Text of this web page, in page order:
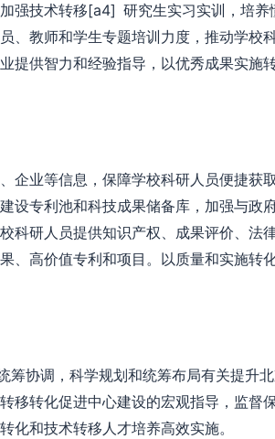
强技术转移[a4] 研究生实习实训，培养
、教师和学生专题培训力度，推动学校
提供智力和经验指导，以优秀成果实施
企业等信息，保障学校科研人员便捷获
设专利池和科技成果储备库，加强与政
科研人员提供知识产权、成果评价、法
、高价值专利和项目。以质量和实施转
协调，科学规划和统筹布局有关提升
移转化促进中心建设的宏观指导，监督
化和技术转移人才培养高效实施。